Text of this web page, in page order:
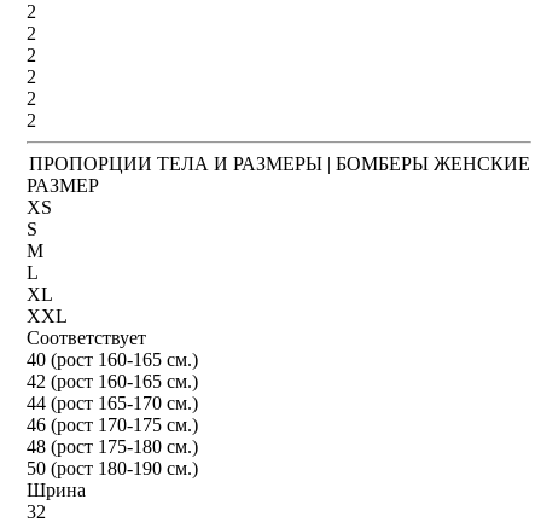
2
2
2
2
2
2
ПРОПОРЦИИ ТЕЛА И РАЗМЕРЫ | БОМБЕРЫ ЖЕНСКИЕ
РАЗМЕР
XS
S
M
L
XL
XXL
Соответствует
40 (рост 160-165 см.)
42 (рост 160-165 см.)
44 (рост 165-170 см.)
46 (рост 170-175 см.)
48 (рост 175-180 см.)
50 (рост 180-190 см.)
Шрина
32